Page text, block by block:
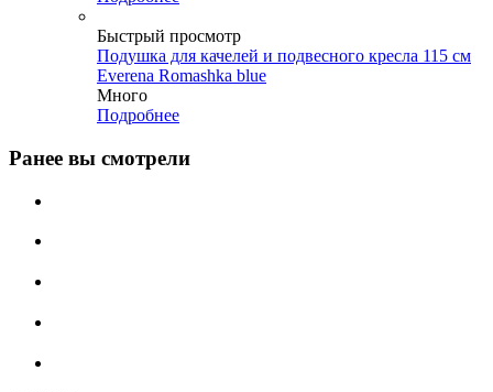
Быстрый просмотр
Подушка для качелей и подвесного кресла 115 см
Everena Romashka blue
Много
Подробнее
Ранее вы смотрели